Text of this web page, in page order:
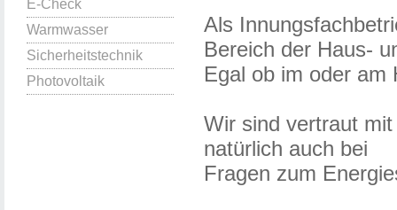
Als
Bereich der Haus-
Egal ob im oder am
Wir sind vertraut
natürlich auch bei
Fragen zum
E-Check
Warmwasser
Sicherheitstechnik
Photovoltaik